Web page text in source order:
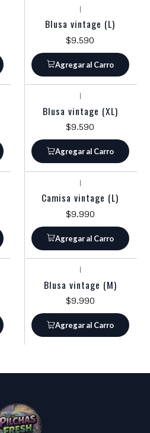
|
Blusa vintage (L)
$9.590
Agregar al Carro
|
Blusa vintage (XL)
$9.590
Agregar al Carro
|
Camisa vintage (L)
$9.990
Agregar al Carro
|
Blusa vintage (M)
$9.990
Agregar al Carro